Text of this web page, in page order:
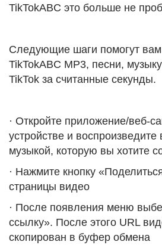
TikTokABC это больше не
Следующие шаги помогут вам
TikTokABC MP3, песни,
TikTok за считанные секунды.
· Откройте приложение/веб-
устройстве и
музыкой, которую вы хотите
· Нажмите кнопку
страницы видео
· После появления меню
ссылку». После этого URL
скопирован в буфер обмена